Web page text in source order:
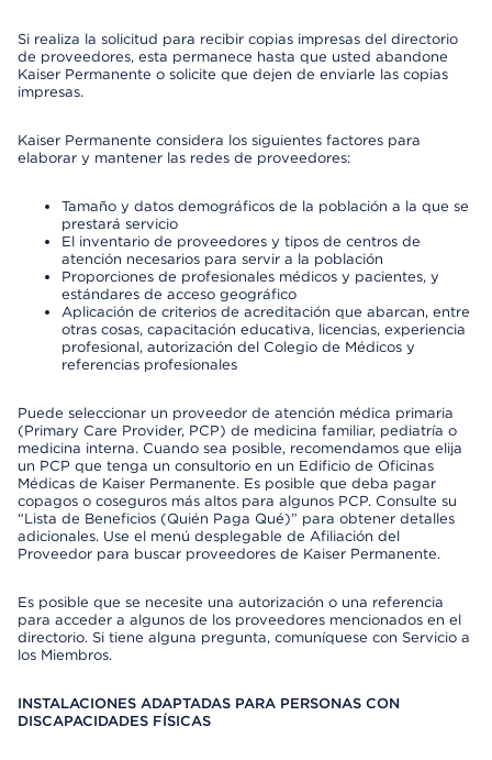
Si realiza la solicitud para recibir copias impresas del directorio
de proveedores, esta permanece hasta que usted abandone
Kaiser Permanente o solicite que dejen de enviarle las copias
impresas.
Kaiser Permanente considera los siguientes factores para
elaborar y mantener las redes de proveedores:
Tamaño y datos demográficos de la población a la que se
prestará servicio
El inventario de proveedores y tipos de centros de
atención necesarios para servir a la población
Proporciones de profesionales médicos y pacientes, y
estándares de acceso geográfico
Aplicación de criterios de acreditación que abarcan, entre
otras cosas, capacitación educativa, licencias, experiencia
profesional, autorización del Colegio de Médicos y
referencias profesionales
Puede seleccionar un proveedor de atención médica primaria
(Primary Care Provider, PCP) de medicina familiar, pediatría o
medicina interna. Cuando sea posible, recomendamos que elija
un PCP que tenga un consultorio en un Edificio de Oficinas
Médicas de Kaiser Permanente. Es posible que deba pagar
copagos o coseguros más altos para algunos PCP. Consulte su
“Lista de Beneficios (Quién Paga Qué)” para obtener detalles
adicionales. Use el menú desplegable de Afiliación del
Proveedor para buscar proveedores de Kaiser Permanente.
Es posible que se necesite una autorización o una referencia
para acceder a algunos de los proveedores mencionados en el
directorio. Si tiene alguna pregunta, comuníquese con Servicio a
los Miembros.
INSTALACIONES ADAPTADAS PARA PERSONAS CON
DISCAPACIDADES FÍSICAS